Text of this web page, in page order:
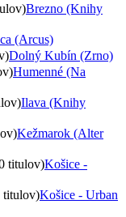
Brezno (Knihy
(Arcus)
Dolný Kubín (Zrno)
Humenné (Na
Ilava (Knihy
Kežmarok (Alter
titulov)Košice -
titulov)Košice - Urban